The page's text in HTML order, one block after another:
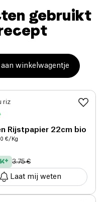
gebruikt
aan winkelwagentje
riz
Rijstpapier 22cm bio
€/Kg
3.75 €
Laat mij weten